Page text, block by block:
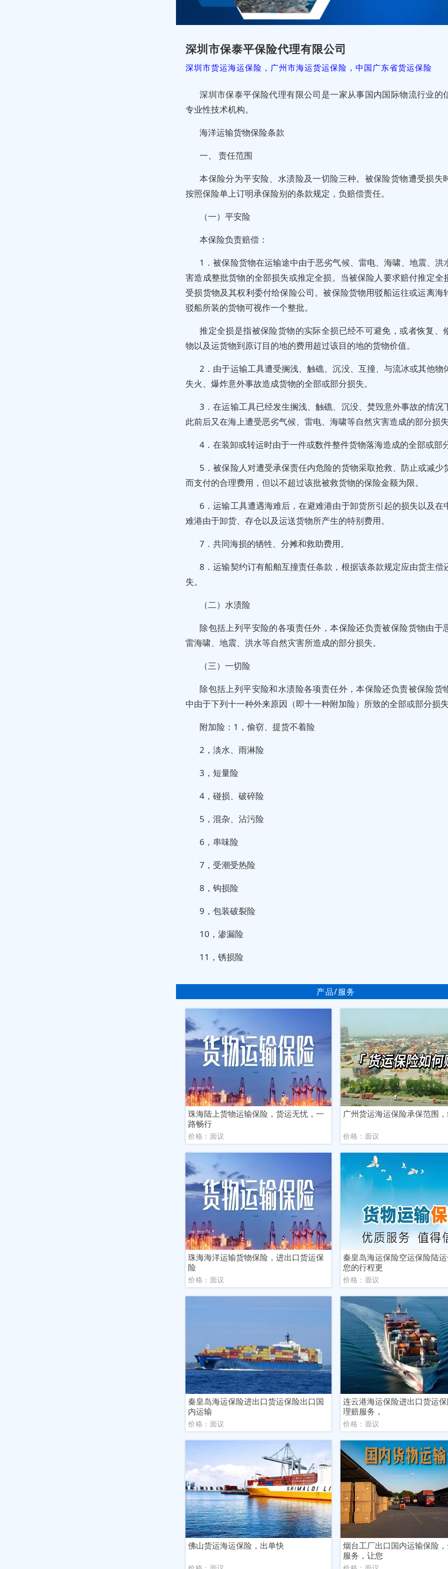
深圳市保泰平保险代理有限公司
深圳市货运海运保险，广州市海运货运保险，中国广东省货运保险
深圳市保泰平保险代理有限公司是一家从事国内国际物流行业的
专业性技术机构。
海洋运输货物保险条款
一、 责任范围
本保险分为平安险、水渍险及一切险三种。被保险货物遭受损失
按照保险单上订明承保险别的条款规定，负赔偿责任。
（一）平安险
本保险负责赔偿：
1．被保险货物在运输途中由于恶劣气候、雷电、海啸、地震、洪
害造成整批货物的全部损失或推定全损。当被保险人要求赔付推定全
受损货物及其权利委付给保险公司。被保险货物用驳船运往或运离海
驳船所装的货物可视作一个整批。
推定全损是指被保险货物的实际全损已经不可避免，或者恢复、
物以及运货物到原订目的地的费用超过该目的地的货物价值。
2．由于运输工具遭受搁浅、触礁、沉没、互撞、与流冰或其他物
失火、爆炸意外事故造成货物的全部或部分损失。
3．在运输工具已经发生搁浅、触礁、沉没、焚毁意外事故的情况
此前后又在海上遭受恶劣气候、雷电、海啸等自然灾害造成的部分损
4．在装卸或转运时由于一件或数件整件货物落海造成的全部或部
5．被保险人对遭受承保责任内危险的货物采取抢救、防止或减少
而支付的合理费用，但以不超过该批被救货物的保险金额为限。
6．运输工具遭遇海难后，在避难港由于卸货所引起的损失以及在
难港由于卸货、存仓以及运送货物所产生的特别费用。
7．共同海损的牺牲、分摊和救助费用。
8．运输契约订有船舶互撞责任条款，根据该条款规定应由货主偿
失。
（二）水渍险
除包括上列平安险的各项责任外，本保险还负责被保险货物由于
雷海啸、地震、洪水等自然灾害所造成的部分损失。
（三）一切险
除包括上列平安险和水渍险各项责任外，本保险还负责被保险货
中由于下列十一种外来原因（即十一种附加险）所致的全部或部分损
附加险：1，偷窃、提货不着险
2，淡水、雨淋险
3，短量险
4，碰损、破碎险
5，混杂、沾污险
6，串味险
7，受潮受热险
8，钩损险
9，包装破裂险
10，渗漏险
11，锈损险
产品/服务
珠海陆上货物运输保险，货运无忧，一
路畅行
价格：面议
广州货运海运保险承保范围
价格：面议
珠海海洋运输货物保险，进出口货运保
险
价格：面议
秦皇岛海运保险空运保险陆
您的行程更
价格：面议
秦皇岛海运保险进出口货运保险出口国
内运输
价格：面议
连云港海运保险进出口货运
理赔服务，
价格：面议
佛山货运海运保险，出单快
烟台工厂出口国内运输保险
服务，让您